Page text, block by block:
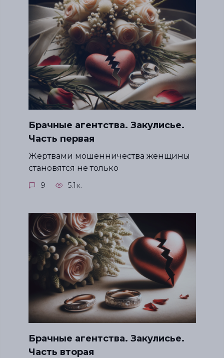
Брачные агентства. Закулисье.
Часть первая
Жертвами мошенничества женщины
становятся не только
9 5.1к.
Брачные агентства. Закулисье.
Часть вторая